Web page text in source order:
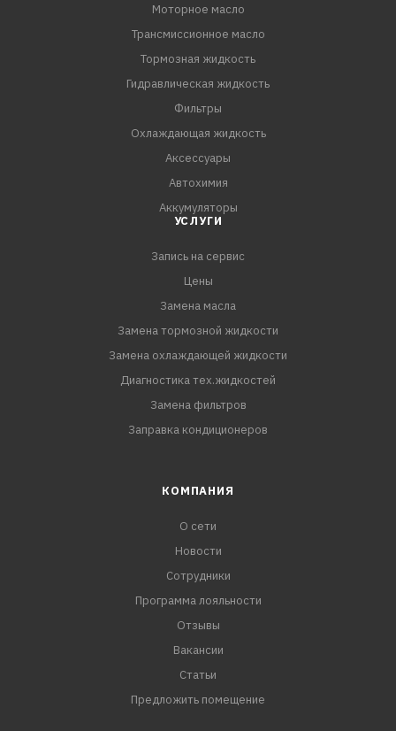
Моторное масло
Трансмиссионное масло
Тормозная жидкость
Гидравлическая жидкость
Фильтры
Охлаждающая жидкость
Аксессуары
Автохимия
Аккумуляторы
УСЛУГИ
Запись на сервис
Цены
Замена масла
Замена тормозной жидкости
Замена охлаждающей жидкости
Диагностика тех.жидкостей
Замена фильтров
Заправка кондиционеров
КОМПАНИЯ
О сети
Новости
Сотрудники
Программа лояльности
Отзывы
Вакансии
Статьи
Предложить помещение